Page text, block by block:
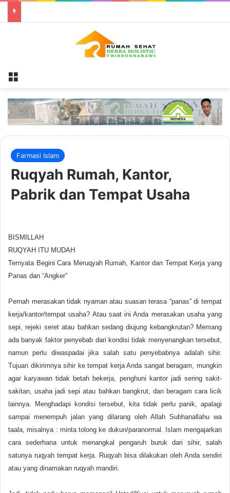
Menu
Farmasi Islam
Ruqyah Rumah, Kantor,
Pabrik dan Tempat Usaha
BISMILLAH
RUQYAH ITU MUDAH
Ternyata Begini Cara Meruqyah Rumah, Kantor dan Tempat Kerja yang
Panas dan “Angker”
Pernah merasakan tidak nyaman atau suasan terasa “panas” di tempat
kerja/kantor/tempat usaha? Atau saat ini Anda merasakan usaha yang
sepi, rejeki seret atau bahkan sedang diujung kebangkrutan? Memang
ada banyak faktor penyebab dari kondisi tidak menyenangkan tersebut,
namun perlu diwaspadai jika salah satu penyebabnya adalah sihir.
Tujuan dikirimnya sihir ke tempat kerja Anda sangat beragam, mungkin
agar karyawan tidak betah bekerja, penghuni kantor jadi sering sakit-
sakitan, usaha jadi sepi atau bahkan bangkrut, dan beragam cara licik
lainnya. Menghadapi kondisi tersebut, kita tidak perlu panik, apalagi
sampai menempuh jalan yang dilarang oleh Allah Subhanallahu wa
taala, misalnya : minta tolong ke dukun/paranormal. Islam mengajarkan
cara sederhana untuk menangkal pengaruh buruk dari sihir, salah
satunya ruqyah tempat kerja. Ruqyah bisa dilakukan oleh Anda sendiri
atau yang dinamakan ruqyah mandiri.